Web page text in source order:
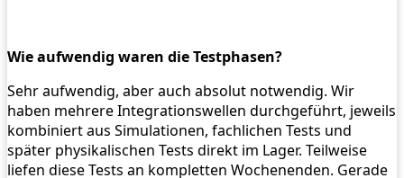
Wie aufwendig waren die Testphasen?
Sehr aufwendig, aber auch absolut notwendig. Wir
haben mehrere Integrationswellen durchgeführt, jeweils
kombiniert aus Simulationen, fachlichen Tests und
später physikalischen Tests direkt im Lager. Teilweise
liefen diese Tests an kompletten Wochenenden. Gerade